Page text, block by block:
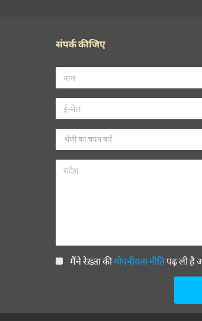
संपर्क कीजिए
मैंने रेख़्ता कीगोपनीयता नीतिपढ़ ली है